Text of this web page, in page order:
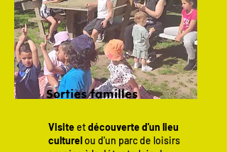
Sorties familles
Visiteetdécouverte d'un lieu
culturelou d'un parc de loisirs